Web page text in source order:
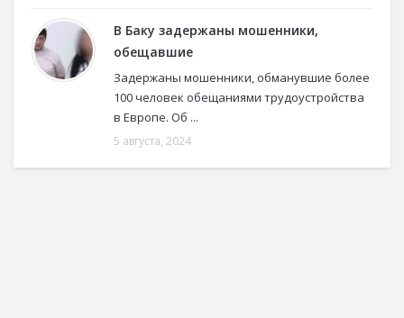
В Баку задержаны мошенники,
обещавшие
Задержаны мошенники, обманувшие более
100 человек обещаниями трудоустройства
в Европе. Об ...
5 августа, 2024